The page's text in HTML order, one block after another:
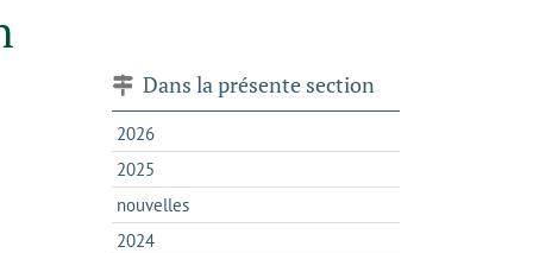
Dans la présente section
2026
2025
nouvelles
2024